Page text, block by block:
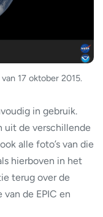
17 oktober 2015.
in gebruik.
uit de verschillende
alle foto’s van die
hierboven in het
terug over de
de EPIC en